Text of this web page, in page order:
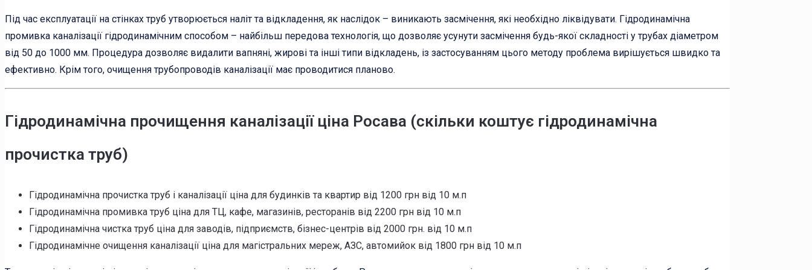
Під час експлуатації на стінках труб утворюється наліт та відкладення, як наслідок – виникають засмічення, які необхідно ліквідувати. Гідродинамічна
промивка каналізації гідродинамічним способом – найбільш передова технологія, що дозволяє усунути засмічення будь-якої складності у трубах діаметром
від 50 до 1000 мм. Процедура дозволяє видалити вапняні, жирові та інші типи відкладень, із застосуванням цього методу проблема вирішується швидко та
ефективно. Крім того, очищення трубопроводів каналізації має проводитися планово.
Гідродинамічна прочищення каналізації ціна Росава (скільки коштує гідродинамічна
прочистка труб)
Гідродинамічна прочистка труб і каналізації ціна для будинків та квартир від 1200 грн від 10 м.п
Гідродинамічна промивка труб ціна для ТЦ, кафе, магазинів, ресторанів від 2200 грн від 10 м.п
Гідродинамічна чистка труб ціна для заводів, підприємств, бізнес-центрів від 2000 грн. від 10 м.п
Гідродинамічне очищення каналізації ціна для магістральних мереж, АЗС, автомийок від 1800 грн від 10 м.п